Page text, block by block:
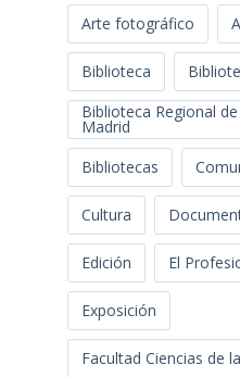
Arte fotográfico
Biblioteca
Biblioteca Regional
Madrid
Bibliotecas
Cultura
Edición El
Exposición
Facultad Ciencias de